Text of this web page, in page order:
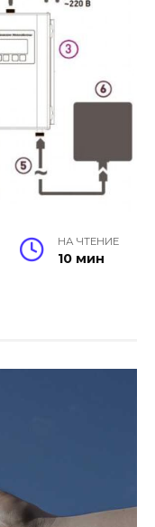
НА ЧТЕНИЕ
10 мин